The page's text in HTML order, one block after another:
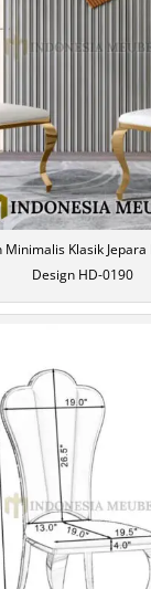
Minimalis Klasik Jepara
Design HD-0190